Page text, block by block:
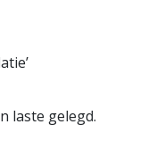
laste gelegd.